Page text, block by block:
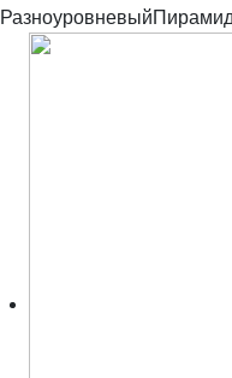
Разноуровневый